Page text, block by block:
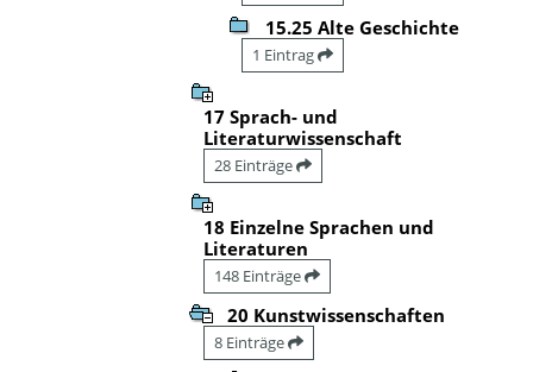
15.25 Alte Geschichte
1 Eintrag
17 Sprach- und
Literaturwissenschaft
28 Einträge
18 Einzelne Sprachen und
Literaturen
148 Einträge
20 Kunstwissenschaften
8 Einträge